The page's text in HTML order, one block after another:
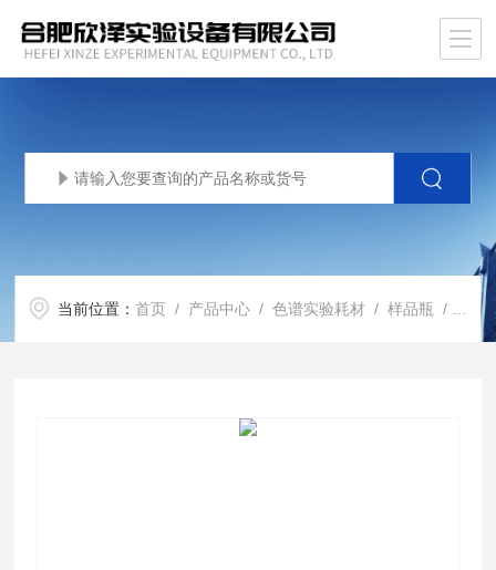
当前位置：首页 / 产品中心 /色谱实验耗材 /样品瓶 / XZ-YPPDPPTFE特氟龙硅胶复合垫片玻璃进样顶空样品瓶